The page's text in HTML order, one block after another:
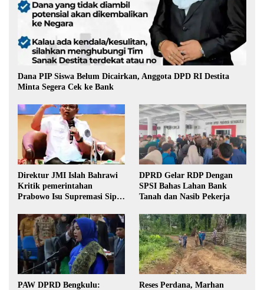
Dana PIP Siswa Belum Dicairkan, Anggota DPD RI Destita
Minta Segera Cek ke Bank
Direktur JMI Islah Bahrawi
Kritik pemerintahan
Prabowo Isu Supremasi Sipil,
Pilkada oleh DPRD
DPRD Gelar RDP Dengan
SPSI Bahas Lahan Bank
Tanah dan Nasib Pekerja
PAW DPRD Bengkulu:
Reses Perdana, Marhan